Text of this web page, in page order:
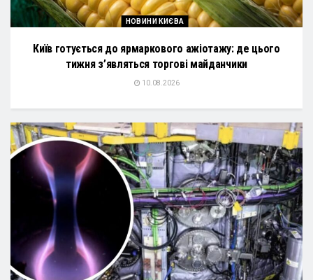
НОВИНИ КИЄВА
Київ готується до ярмаркового ажіотажу: де цього
тижня з’являться торгові майданчики
10.08.2026